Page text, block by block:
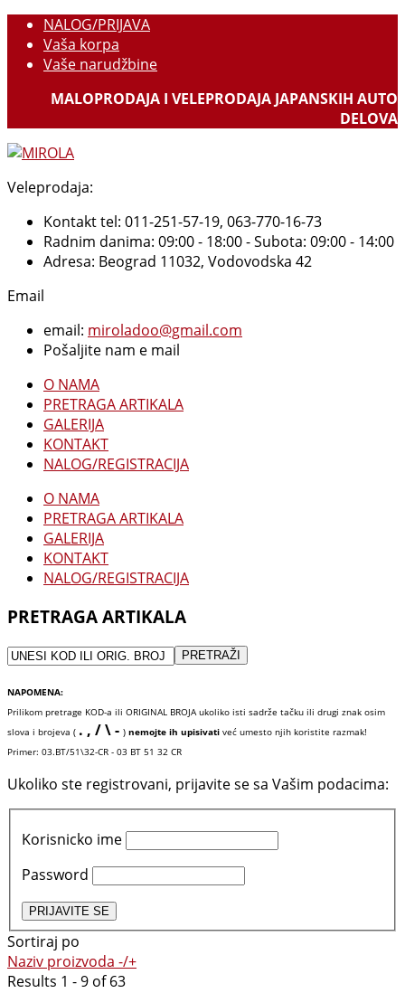
NALOG/PRIJAVA
Vaša korpa
Vaše narudžbine
MALOPRODAJA I VELEPRODAJA JAPANSKIH AUTO
DELOVA
Veleprodaja:
Kontakt tel: 011-251-57-19, 063-770-16-73
Radnim danima: 09:00 - 18:00 - Subota: 09:00 - 14:00
Adresa: Beograd 11032, Vodovodska 42
Email
email: miroladoo@gmail.com
Pošaljite nam e mail
O NAMA
PRETRAGA ARTIKALA
GALERIJA
KONTAKT
NALOG/REGISTRACIJA
O NAMA
PRETRAGA ARTIKALA
GALERIJA
KONTAKT
NALOG/REGISTRACIJA
PRETRAGA ARTIKALA
NAPOMENA:
Prilikom pretrage KOD-a ili ORIGINAL BROJA ukoliko isti sadrže tačku ili drugi znak osim
slova i brojeva ( . , / \ - ) nemojte ih upisivati već umesto njih koristite razmak!
Primer: 03.BT/51\32-CR - 03 BT 51 32 CR
Ukoliko ste registrovani, prijavite se sa Vašim podacima:
Korisnicko ime
Password
Sortiraj po
Naziv proizvoda -/+
Results 1 - 9 of 63